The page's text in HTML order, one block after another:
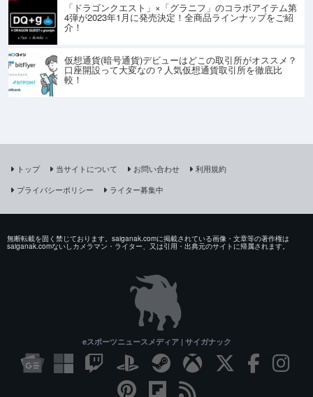
「ドラゴンクエスト」×「グラニフ」のコラボアイテム第
4弾が2023年1月に発売決定！全商品ラインナップをご紹
介！
仮想通貨(暗号通貨)デビューはどこの取引所がオススメ？
口座開設って大変なの？人気仮想通貨取引所を徹底比
較！
トップ 当サイトについて お問い合わせ
利用規約
プライバシーポリシー
ライター募集中
無断転載を固く禁じております。saiganak.comに掲載されている画像・文章等の著作権は
saiganak.comないしカメラマン・ライター、又は引用・出典元のサイトに帰属されます。
eスポーツニュースメディア | サイガナック